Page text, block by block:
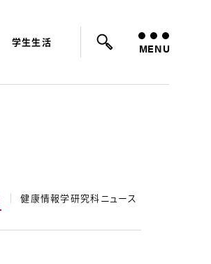
学生生活
オープンキャンパス MENU
健康情報学研究科ニュース